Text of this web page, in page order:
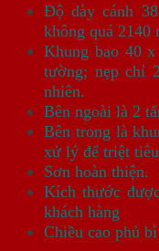
Độ dày cánh
không quá 2140
Khung bao 40
tường; nẹp chỉ
nhiên.
Bên ngoài là 2
Bên trong là
xử lý để triệt
Sơn hoàn thiện.
Kích thước
khách hàng
Chiều cao phủ